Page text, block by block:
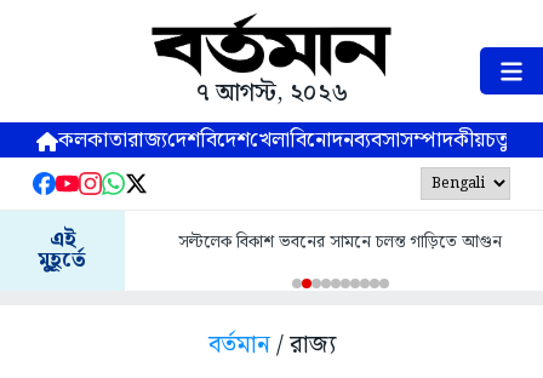
৭ আগস্ট, ২০২৬
কলকাতারাজ্যদেশবিদেশখেলাবিনোদনব্যবসাসম্পাদকীয়
এই
মুহূর্তে
সল্টলেক বিকাশ ভবনের সামনে চলন্ত গাড়িতে আগুন
বর্তমান/ রাজ্য